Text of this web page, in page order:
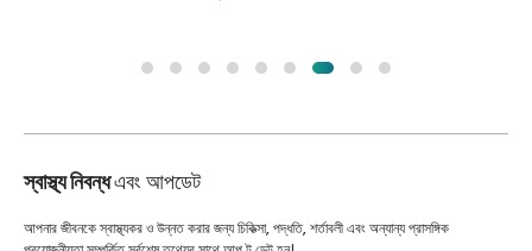
স্বাস্থ্য নিবন্ধএবং আপডেট
আপনার জীবনকে স্বাস্থ্যকর ও উন্নত করার জন্য চিকিত্সা, পদ্ধতি, শর্তাবলী এবং অন্যান্য প্রাসঙ্গিক